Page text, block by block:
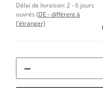
Délai de livraison:2 - 6 jours
ouvrés (DE - différent à
l'étranger)